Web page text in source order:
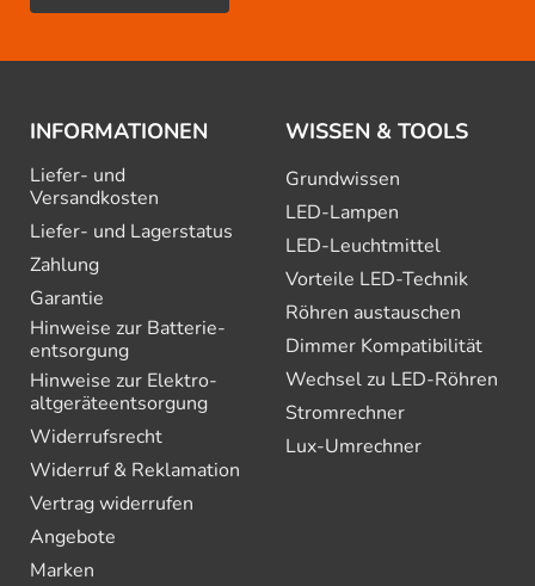
INFORMATIONEN
Liefer- und
Versandkosten
Liefer- und Lagerstatus
Zahlung
Garantie
Hinweise zur Batterie­
entsorgung
Hinweise zur Elektro­
altgeräte­entsorgung
Widerrufsrecht
Widerruf & Reklamation
Vertrag widerrufen
Angebote
Marken
WISSEN & TOOLS
Grundwissen
LED-Lampen
LED-Leuchtmittel
Vorteile LED-Technik
Röhren austauschen
Dimmer Kompatibilität
Wechsel zu LED-Röhren
Stromrechner
Lux-Umrechner